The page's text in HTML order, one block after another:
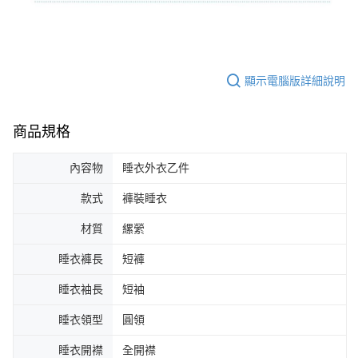
顯示電腦版詳細說明
商品規格
內容物 睡衣外衣乙件
款式 褲裝睡衣
材質 縲縈
睡衣褲長 短褲
睡衣袖長 短袖
睡衣領型 圓領
睡衣開襟 全開襟